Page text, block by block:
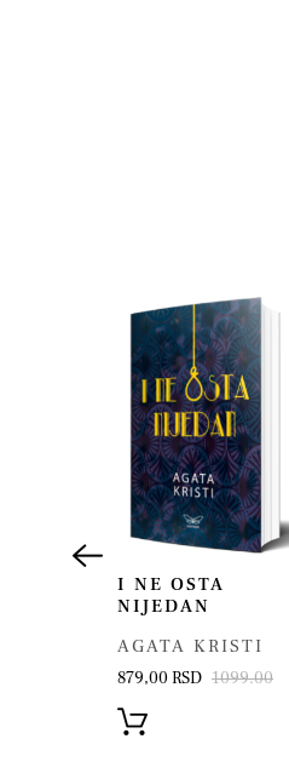
I NE OSTA
NIJEDAN
AGATA KRISTI
879,00 RSD 1099.00